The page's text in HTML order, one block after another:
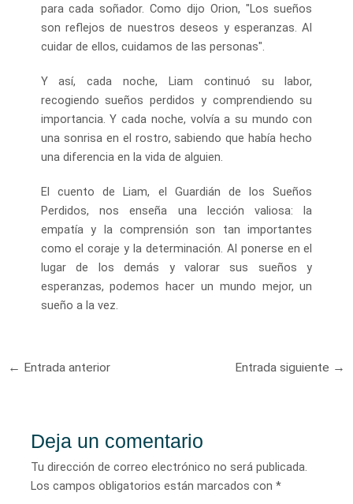
para cada soñador. Como dijo Orion, "Los sueños
son reflejos de nuestros deseos y esperanzas. Al
cuidar de ellos, cuidamos de las personas".
Y así, cada noche, Liam continuó su labor,
recogiendo sueños perdidos y comprendiendo su
importancia. Y cada noche, volvía a su mundo con
una sonrisa en el rostro, sabiendo que había hecho
una diferencia en la vida de alguien.
El cuento de Liam, el Guardián de los Sueños
Perdidos, nos enseña una lección valiosa: la
empatía y la comprensión son tan importantes
como el coraje y la determinación. Al ponerse en el
lugar de los demás y valorar sus sueños y
esperanzas, podemos hacer un mundo mejor, un
sueño a la vez.
Navegación
← Entrada anterior Entrada siguiente →
Deja un comentario
Tu dirección de correo electrónico no será publicada.
Los campos obligatorios están marcados con*